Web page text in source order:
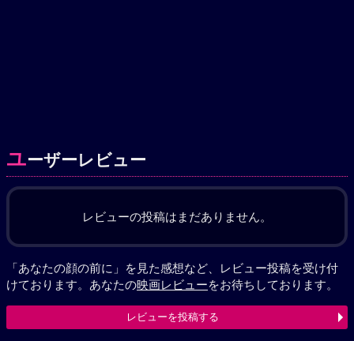
ユーザーレビュー
レビューの投稿はまだありません。
「あなたの顔の前に」を見た感想など、レビュー投稿を受け付
けております。あなたの映画レビューをお待ちしております。
レビューを投稿する